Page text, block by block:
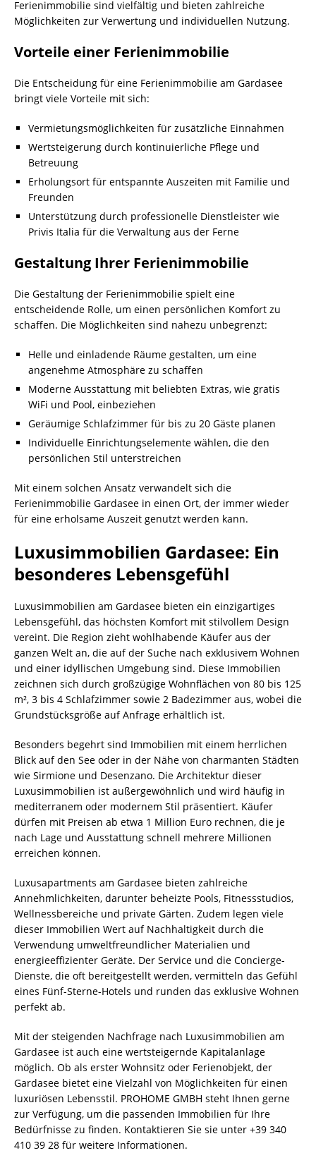
Ferienimmobilie sind vielfältig und bieten zahlreiche
Möglichkeiten zur Verwertung und individuellen Nutzung.
Vorteile einer Ferienimmobilie
Die Entscheidung für eine Ferienimmobilie am Gardasee
bringt viele Vorteile mit sich:
Vermietungsmöglichkeiten für zusätzliche Einnahmen
Wertsteigerung durch kontinuierliche Pflege und
Betreuung
Erholungsort für entspannte Auszeiten mit Familie und
Freunden
Unterstützung durch professionelle Dienstleister wie
Privis Italia für die Verwaltung aus der Ferne
Gestaltung Ihrer Ferienimmobilie
Die Gestaltung der Ferienimmobilie spielt eine
entscheidende Rolle, um einen persönlichen Komfort zu
schaffen. Die Möglichkeiten sind nahezu unbegrenzt:
Helle und einladende Räume gestalten, um eine
angenehme Atmosphäre zu schaffen
Moderne Ausstattung mit beliebten Extras, wie gratis
WiFi und Pool, einbeziehen
Geräumige Schlafzimmer für bis zu 20 Gäste planen
Individuelle Einrichtungselemente wählen, die den
persönlichen Stil unterstreichen
Mit einem solchen Ansatz verwandelt sich die
Ferienimmobilie Gardasee in einen Ort, der immer wieder
für eine erholsame Auszeit genutzt werden kann.
Luxusimmobilien Gardasee: Ein
besonderes Lebensgefühl
Luxusimmobilien am Gardasee bieten ein einzigartiges
Lebensgefühl, das höchsten Komfort mit stilvollem Design
vereint. Die Region zieht wohlhabende Käufer aus der
ganzen Welt an, die auf der Suche nach exklusivem Wohnen
und einer idyllischen Umgebung sind. Diese Immobilien
zeichnen sich durch großzügige Wohnflächen von 80 bis 125
m², 3 bis 4 Schlafzimmer sowie 2 Badezimmer aus, wobei die
Grundstücksgröße auf Anfrage erhältlich ist.
Besonders begehrt sind Immobilien mit einem herrlichen
Blick auf den See oder in der Nähe von charmanten Städten
wie Sirmione und Desenzano. Die Architektur dieser
Luxusimmobilien ist außergewöhnlich und wird häufig in
mediterranem oder modernem Stil präsentiert. Käufer
dürfen mit Preisen ab etwa 1 Million Euro rechnen, die je
nach Lage und Ausstattung schnell mehrere Millionen
erreichen können.
Luxusapartments am Gardasee bieten zahlreiche
Annehmlichkeiten, darunter beheizte Pools, Fitnessstudios,
Wellnessbereiche und private Gärten. Zudem legen viele
dieser Immobilien Wert auf Nachhaltigkeit durch die
Verwendung umweltfreundlicher Materialien und
energieeffizienter Geräte. Der Service und die Concierge-
Dienste, die oft bereitgestellt werden, vermitteln das Gefühl
eines Fünf-Sterne-Hotels und runden das exklusive Wohnen
perfekt ab.
Mit der steigenden Nachfrage nach Luxusimmobilien am
Gardasee ist auch eine wertsteigernde Kapitalanlage
möglich. Ob als erster Wohnsitz oder Ferienobjekt, der
Gardasee bietet eine Vielzahl von Möglichkeiten für einen
luxuriösen Lebensstil. PROHOME GMBH steht Ihnen gerne
zur Verfügung, um die passenden Immobilien für Ihre
Bedürfnisse zu finden. Kontaktieren Sie sie unter +39 340
410 39 28 für weitere Informationen.